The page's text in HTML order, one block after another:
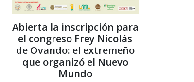
Abierta la inscripción para
el congreso Frey Nicolás
de Ovando: el extremeño
que organizó el Nuevo
Mundo